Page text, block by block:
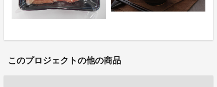
このプロジェクトの他の商品